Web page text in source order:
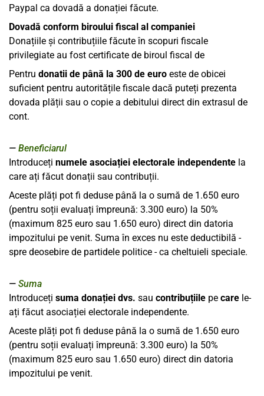
Paypal ca dovadă a donației făcute.
Dovadă conform biroului fiscal al companiei
Donațiile și contribuțiile făcute în scopuri fiscale
privilegiate au fost certificate de biroul fiscal de
Pentru donatii de până la 300 de euro este de obicei
suficient pentru autoritățile fiscale dacă puteți prezenta
dovada plății sau o copie a debitului direct din extrasul de
cont.
Beneficiarul
Introduceți numele asociației electorale independente la
care ați făcut donații sau contribuții.
Aceste plăți pot fi deduse până la o sumă de 1.650 euro
(pentru soții evaluați împreună: 3.300 euro) la 50%
(maximum 825 euro sau 1.650 euro) direct din datoria
impozitului pe venit. Suma în exces nu este deductibilă -
spre deosebire de partidele politice - ca cheltuieli speciale.
Suma
Introduceți suma donației dvs. sau contribuțiile pe care le-
ați făcut asociației electorale independente.
Aceste plăți pot fi deduse până la o sumă de 1.650 euro
(pentru soții evaluați împreună: 3.300 euro) la 50%
(maximum 825 euro sau 1.650 euro) direct din datoria
impozitului pe venit.